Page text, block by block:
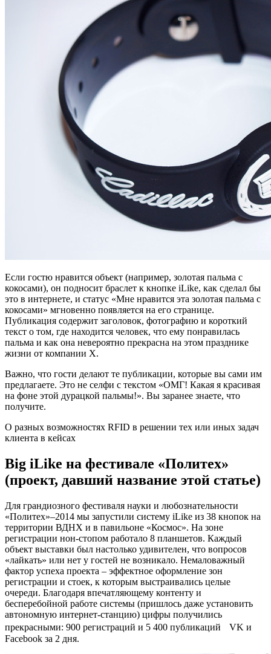
Если гостю нравится объект (например, золотая пальма с
кокосами), он подносит браслет к кнопке iLike, как сделал бы
это в интернете, и статус «Мне нравится эта золотая пальма с
кокосами» мгновенно появляется на его странице.
Публикация содержит заголовок, фотографию и короткий
текст о том, где находится человек, что ему понравилась
пальма и как она невероятно прекрасна на этом празднике
жизни от компании Х.
Важно, что гости делают те публикации, которые вы сами им
предлагаете. Это не селфи с текстом «ОМГ! Какая я красивая
на фоне этой дурацкой пальмы!». Вы заранее знаете, что
получите.
О разных возможностях RFID в решении тех или иных задач
клиента в кейсах
Big iLike на фестивале «Политех»
(проект, давший название этой статье)
Для грандиозного фестиваля науки и любознательности
«Политех»–2014 мы запустили систему iLike из 38 кнопок на
территории ВДНХ и в павильоне «Космос». На зоне
регистрации нон-стопом работало 8 планшетов. Каждый
объект выставки был настолько удивителен, что вопросов
«лайкать» или нет у гостей не возникало. Немаловажный
фактор успеха проекта – эффектное оформление зон
регистрации и стоек, к которым выстраивались целые
очереди. Благодаря впечатляющему контенту и
бесперебойной работе системы (пришлось даже установить
автономную интернет-станцию) цифры получились
прекрасными: 900 регистраций и 5 400 публикаций VK и
Facebook за 2 дня.